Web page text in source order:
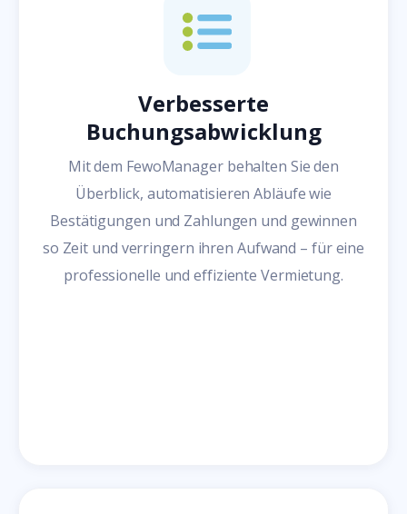
Verbesserte
Buchungsabwicklung
Mit dem FewoManager behalten Sie den
Überblick, automatisieren Abläufe wie
Bestätigungen und Zahlungen und gewinnen
so Zeit und verringern ihren Aufwand – für eine
professionelle und effiziente Vermietung.